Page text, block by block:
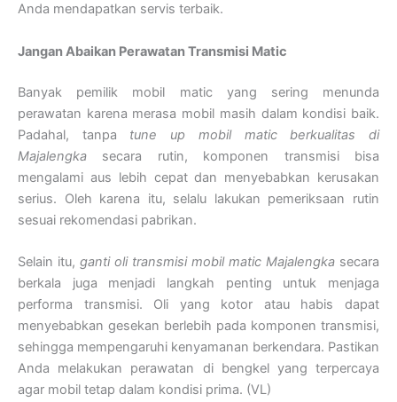
Anda mendapatkan servis terbaik.
Jangan Abaikan Perawatan Transmisi Matic
Banyak pemilik mobil matic yang sering menunda
perawatan karena merasa mobil masih dalam kondisi baik.
Padahal, tanpa tune up mobil matic berkualitas di
Majalengka secara rutin, komponen transmisi bisa
mengalami aus lebih cepat dan menyebabkan kerusakan
serius. Oleh karena itu, selalu lakukan pemeriksaan rutin
sesuai rekomendasi pabrikan.
Selain itu, ganti oli transmisi mobil matic Majalengka secara
berkala juga menjadi langkah penting untuk menjaga
performa transmisi. Oli yang kotor atau habis dapat
menyebabkan gesekan berlebih pada komponen transmisi,
sehingga mempengaruhi kenyamanan berkendara. Pastikan
Anda melakukan perawatan di bengkel yang terpercaya
agar mobil tetap dalam kondisi prima. (VL)